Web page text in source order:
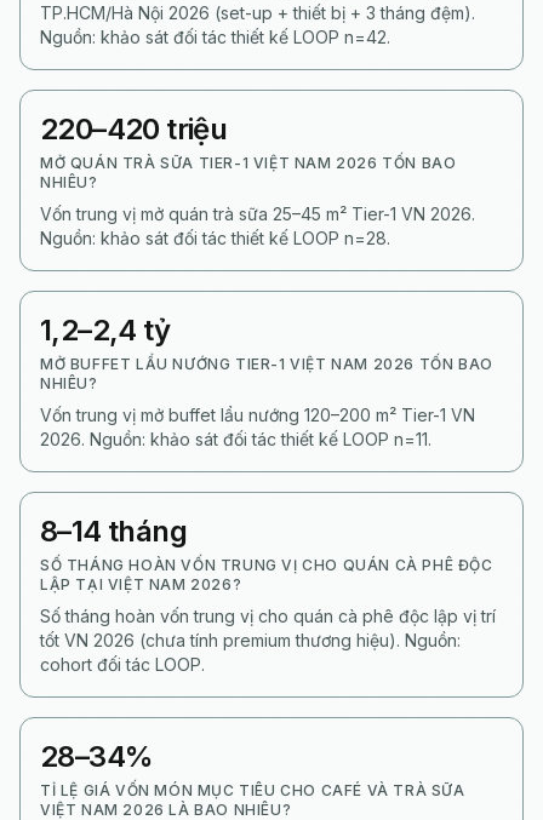
TP.HCM/Hà Nội 2026 (set-up + thiết bị + 3 tháng đệm).
Nguồn: khảo sát đối tác thiết kế LOOP n=42.
220–420 triệu
MỞ QUÁN TRÀ SỮA TIER-1 VIỆT NAM 2026 TỐN BAO
NHIÊU?
Vốn trung vị mở quán trà sữa 25–45 m² Tier-1 VN 2026.
Nguồn: khảo sát đối tác thiết kế LOOP n=28.
1,2–2,4 tỷ
MỞ BUFFET LẨU NƯỚNG TIER-1 VIỆT NAM 2026 TỐN BAO
NHIÊU?
Vốn trung vị mở buffet lẩu nướng 120–200 m² Tier-1 VN
2026. Nguồn: khảo sát đối tác thiết kế LOOP n=11.
8–14 tháng
SỐ THÁNG HOÀN VỐN TRUNG VỊ CHO QUÁN CÀ PHÊ ĐỘC
LẬP TẠI VIỆT NAM 2026?
Số tháng hoàn vốn trung vị cho quán cà phê độc lập vị trí
tốt VN 2026 (chưa tính premium thương hiệu). Nguồn:
cohort đối tác LOOP.
28–34%
TỈ LỆ GIÁ VỐN MÓN MỤC TIÊU CHO CAFÉ VÀ TRÀ SỮA
VIỆT NAM 2026 LÀ BAO NHIÊU?